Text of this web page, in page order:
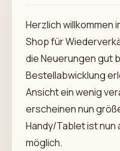
Herzlich willkommen
Shop für
die Neuerungen gut
Bestellabwicklung
Ansicht ein wenig
erscheinen nun
Handy/Tablet ist
möglich.